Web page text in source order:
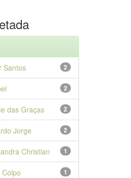
2
Santos
2
2
das Graças
2
Jorge
1
Christian
1